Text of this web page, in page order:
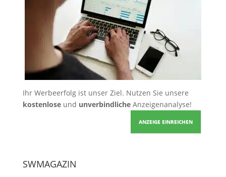
Ihr Werbeerfolg ist unser Ziel. Nutzen Sie unsere
kostenloseund unverbindlicheAnzeigenanalyse!
ANZEIGE EINREICHEN
SWMAGAZIN